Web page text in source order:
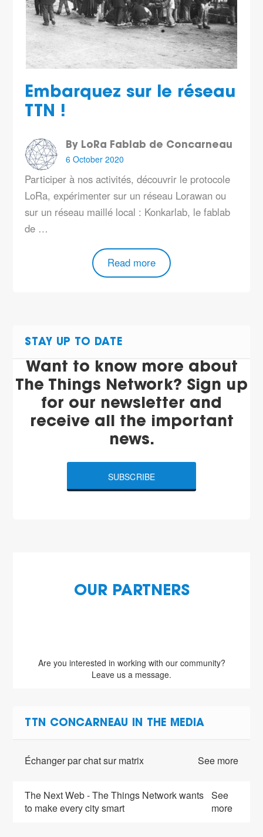
Embarquez sur le réseau
TTN !
By LoRa Fablab de Concarneau
6 October 2020
Participer à nos activités, découvrir le protocole
LoRa, expérimenter sur un réseau Lorawan ou
sur un réseau maillé local : Konkarlab, le fablab
de …
Read more
STAY UP TO DATE
Want to know more about
The Things Network? Sign up
for our newsletter and
receive all the important
news.
SUBSCRIBE
OUR PARTNERS
Are you interested in working with our community?
Leave us a message.
TTN CONCARNEAU IN THE MEDIA
Échanger par chat sur matrix See more
The Next Web - The Things Network wants
to make every city smart
See
more